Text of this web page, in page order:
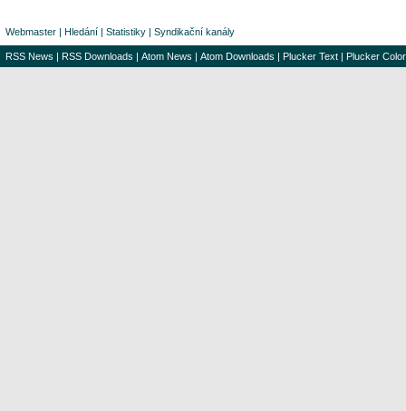
Webmaster | Hledání | Statistiky | Syndikační kanály
RSS News | RSS Downloads | Atom News | Atom Downloads | Plucker Text | Plucker Color